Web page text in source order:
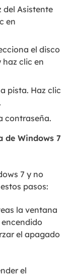
Asistente
en
el disco
clic en
pista. Haz clic
contraseña.
de Windows 7
7 y no
pasos:
la ventana
el apagado
el